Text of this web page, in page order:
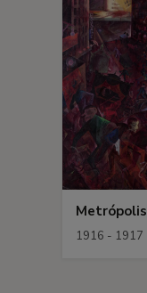
Metrópolis
1916 - 1917